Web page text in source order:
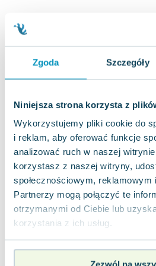
Zgoda Szczegóły
Niniejsza strona korzysta z
Wykorzystujemy pliki cookie do
i reklam, aby oferować funkcje
analizować ruch w naszej
korzystasz z naszej witryny,
społecznościowym, reklamowym
Partnerzy mogą połączyć te
otrzymanymi od Ciebie lub
korzystania z ich usług.
Zezwól na
Jan Sztaudynger
Małgorzata Ohme
Leszek Czarnecki
Maria Seweryn
Janina Zającówna
Eric Helms
Anna Prus (oprac.)
Nela Mała Reporterka
Agnieszka Maciąg
Barbara Wrzesińska
Terry Pratchett